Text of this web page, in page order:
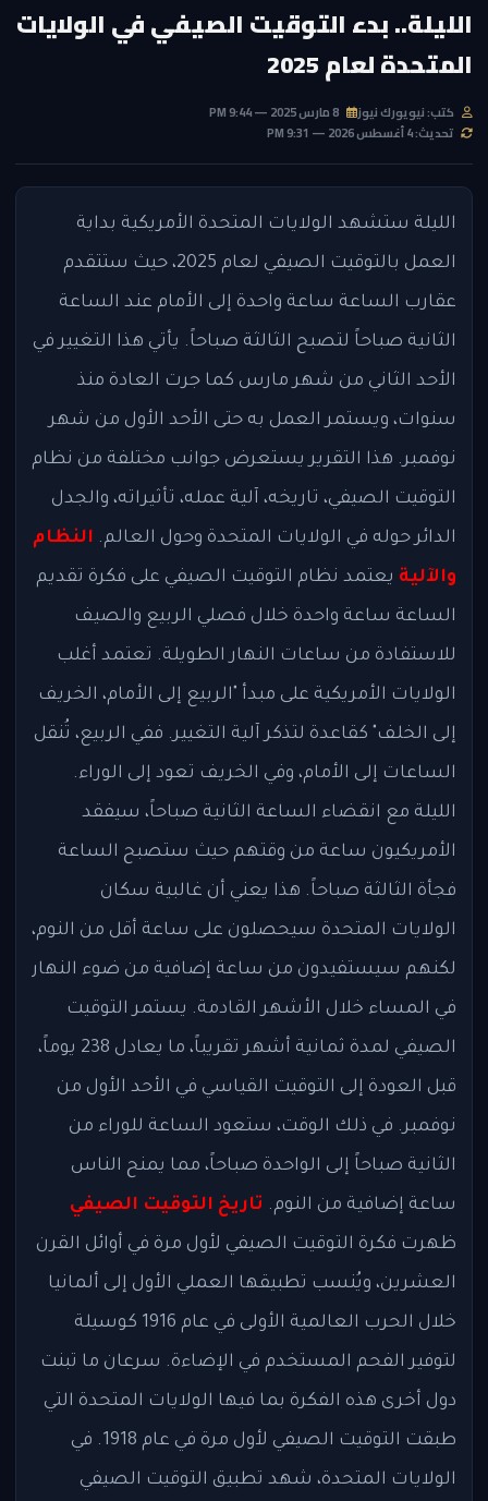
الليلة.. بدء التوقيت الصيفي في الولايات
المتحدة لعام 2025
كتب: نيويورك نيوز
تحديث: 4 أغسطس 2026 — 9:31 PM
الليلة ستشهد الولايات المتحدة الأمريكية بداية
العمل بالتوقيت الصيفي لعام 2025، حيث ستتقدم
عقارب الساعة ساعة واحدة إلى الأمام عند الساعة
الثانية صباحاً لتصبح الثالثة صباحاً. يأتي هذا التغيير في
الأحد الثاني من شهر مارس كما جرت العادة منذ
سنوات، ويستمر العمل به حتى الأحد الأول من شهر
نوفمبر. هذا التقرير يستعرض جوانب مختلفة من نظام
التوقيت الصيفي، تاريخه، آلية عمله، تأثيراته، والجدل
الدائر حوله في الولايات المتحدة وحول العالم. النظام
والآلية يعتمد نظام التوقيت الصيفي على فكرة تقديم
الساعة ساعة واحدة خلال فصلي الربيع والصيف
للاستفادة من ساعات النهار الطويلة. تعتمد أغلب
الولايات الأمريكية على مبدأ "الربيع إلى الأمام، الخريف
إلى الخلف" كقاعدة لتذكر آلية التغيير. ففي الربيع، تُنقل
الساعات إلى الأمام، وفي الخريف تعود إلى الوراء.
الليلة مع انقضاء الساعة الثانية صباحاً، سيفقد
الأمريكيون ساعة من وقتهم حيث ستصبح الساعة
فجأة الثالثة صباحاً. هذا يعني أن غالبية سكان
الولايات المتحدة سيحصلون على ساعة أقل من النوم،
لكنهم سيستفيدون من ساعة إضافية من ضوء النهار
في المساء خلال الأشهر القادمة. يستمر التوقيت
الصيفي لمدة ثمانية أشهر تقريباً، ما يعادل 238 يوماً،
قبل العودة إلى التوقيت القياسي في الأحد الأول من
نوفمبر. في ذلك الوقت، ستعود الساعة للوراء من
الثانية صباحاً إلى الواحدة صباحاً، مما يمنح الناس
ساعة إضافية من النوم. تاريخ التوقيت الصيفي
ظهرت فكرة التوقيت الصيفي لأول مرة في أوائل القرن
العشرين، ويُنسب تطبيقها العملي الأول إلى ألمانيا
خلال الحرب العالمية الأولى في عام 1916 كوسيلة
لتوفير الفحم المستخدم في الإضاءة. سرعان ما تبنت
دول أخرى هذه الفكرة بما فيها الولايات المتحدة التي
طبقت التوقيت الصيفي لأول مرة في عام 1918. في
الولايات المتحدة، شهد تطبيق التوقيت الصيفي